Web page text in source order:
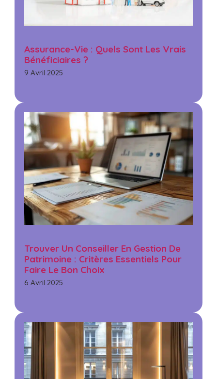
Assurance-Vie : Quels Sont Les Vrais
Bénéficiaires ?
9 Avril 2025
Trouver Un Conseiller En Gestion De
Patrimoine : Critères Essentiels Pour
Faire Le Bon Choix
6 Avril 2025